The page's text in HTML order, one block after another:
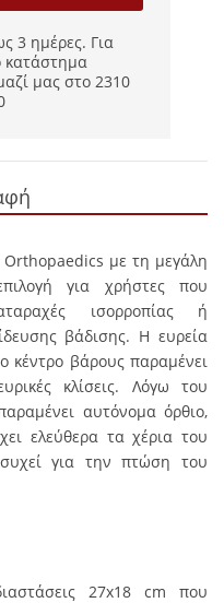
3 ημέρες. Για
μας στο 2310
Orthopaedics με τη μεγάλη
για χρήστες που
ισορροπίας ή
βάδισης. Η ευρεία
κέντρο βάρους παραμένει
κλίσεις. Λόγω του
αυτόνομα όρθιο,
ελεύθερα τα χέρια του
για την πτώση του
27x18cm που